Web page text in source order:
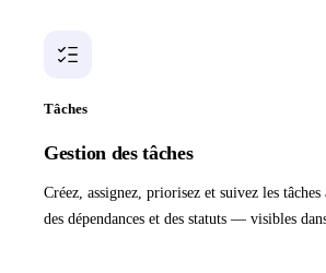
Tâches
Gestion des tâches
Créez, assignez, priorisez et suivez les tâches
des dépendances et des statuts — visibles